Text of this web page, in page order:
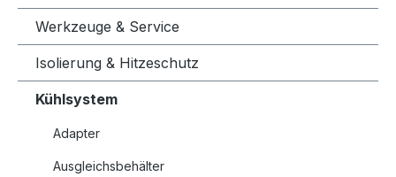
Werkzeuge & Service
Isolierung & Hitzeschutz
Kühlsystem
Adapter
Ausgleichsbehälter